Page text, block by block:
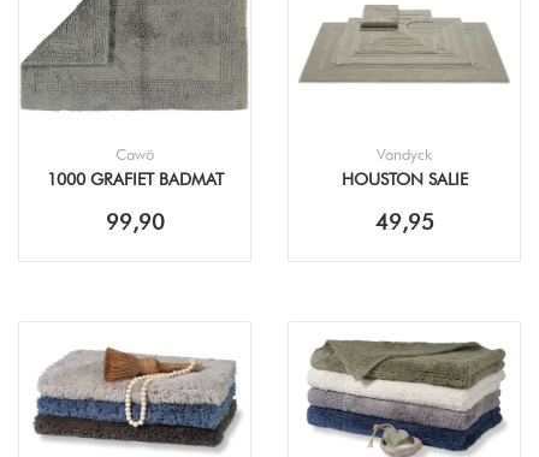
Cawö
1000 GRAFIET BADMAT
99,90
Vandyck
HOUSTON SALIE
49,95